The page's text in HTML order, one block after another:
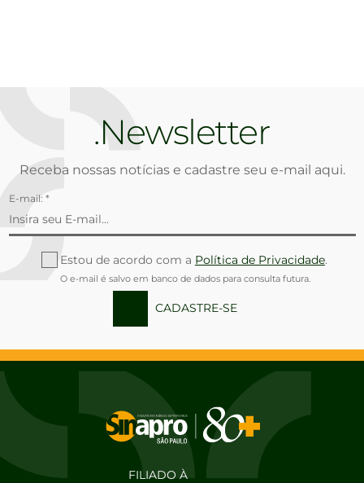
Newsletter
Receba nossas notícias e cadastre seu e-mail aqui.
E-mail: *
Estou de acordo com a Política de Privacidade.
O e-mail é salvo em banco de dados para consulta futura.
CADASTRE-SE
FILIADO À